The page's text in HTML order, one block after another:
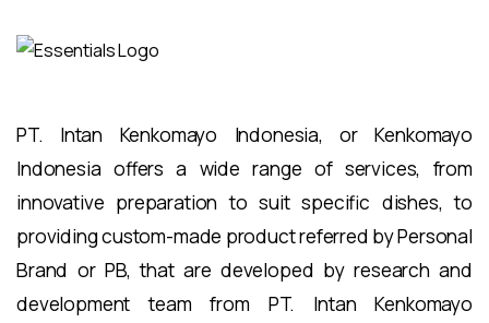
PT. Intan Kenkomayo Indonesia, or Kenkomayo
Indonesia offers a wide range of services, from
innovative preparation to suit specific dishes, to
providing custom-made product referred by Personal
Brand or PB, that are developed by research and
development team from PT. Intan Kenkomayo